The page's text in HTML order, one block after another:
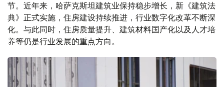
节。近年来，哈萨克斯坦建筑业保持稳步增长，新《建筑法
典》正式实施，住房建设持续推进，行业数字化改革不断深
化。与此同时，住房质量提升、建筑材料国产化以及人才培
养等仍是行业发展的重点方向。